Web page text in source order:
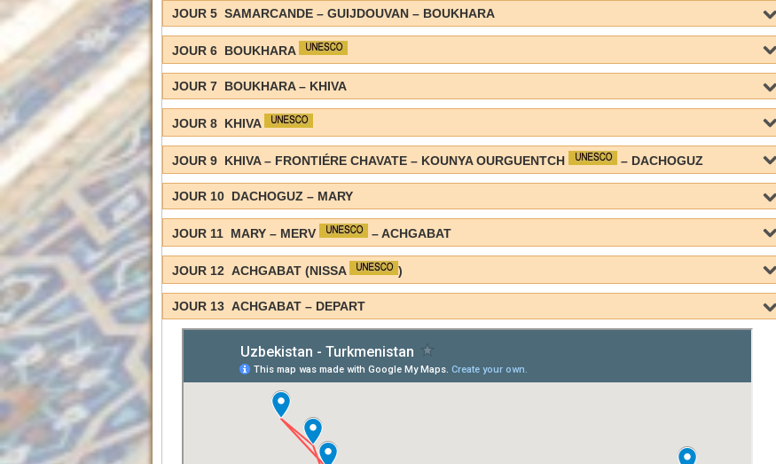
JOUR 5 SAMARCANDE – GUIJDOUVAN – BOUKHARA
JOUR 6 BOUKHARA
JOUR 7 BOUKHARA – KHIVA
JOUR 8 KHIVA
JOUR 9 KHIVA – FRONTIÉRE CHAVATE – KOUNYA OURGUENTCH – DACHOGUZ
JOUR 10 DACHOGUZ – MARY
JOUR 11 MARY – MERV – ACHGABAT
JOUR 12 ACHGABAT (NISSA )
JOUR 13 ACHGABAT – DEPART